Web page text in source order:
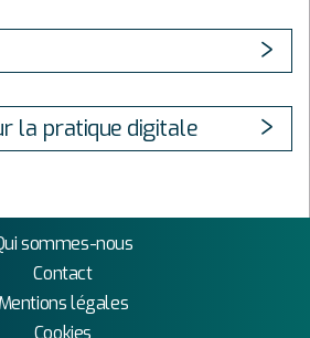
la pratique digitale
sommes-nous
Contact
Mentions légales
Cookies